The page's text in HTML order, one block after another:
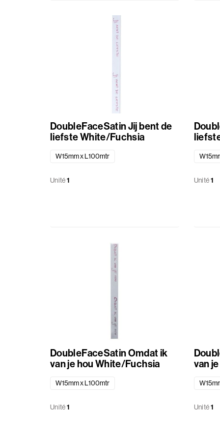
Sachets
standard
DoubleFaceSatin Jij bent de
liefste White/Fuchsia
W15mm x L100mtr
Unité1 Unité1
DoubleFaceSatin Omdat ik
van je hou White/Fuchsia
W15mm x L100mtr
Unité1 Unité1